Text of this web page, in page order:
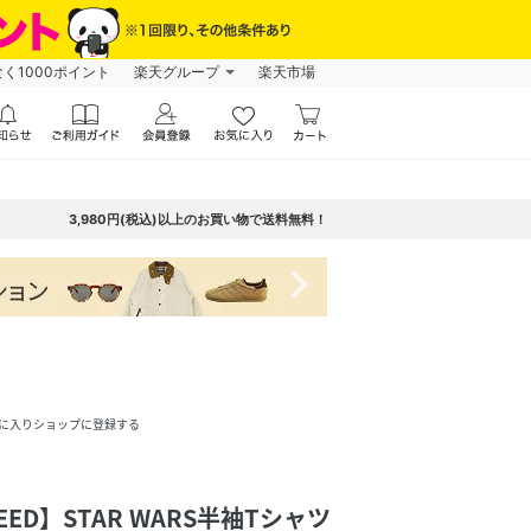
1000ポイント 楽天グループ 楽天市場
3,980円(税込)以上のお買い物で送料無料！
navigate_next
入りショップに登録する
】STAR WARS半袖Tシャツ